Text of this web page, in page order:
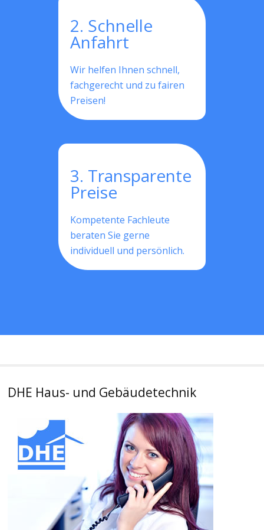
2. Schnelle
Anfahrt
Wir helfen Ihnen schnell,
fachgerecht und zu fairen
Preisen!
3. Transparente
Preise
Kompetente Fachleute
beraten Sie gerne
individuell und persönlich.
DHE Haus- und Gebäudetechnik